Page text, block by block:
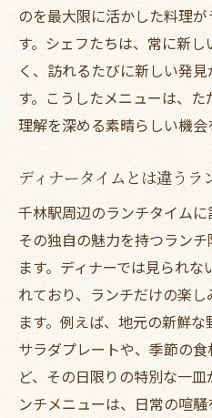
のを最大限に活かした料理
す。シェフたちは、常に新
く、訪れるたびに新しい発
す。こうしたメニューは、
理解を深める素晴らしい機会
ディナータイムとは違うラ
千林駅周辺のランチタイムに
その独自の魅力を持つラン
ます。ディナーでは見られ
れており、ランチだけの楽
ます。例えば、地元の新鮮
サラダプレートや、季節の
ど、その日限りの特別な一
ンチメニューは、日常の喧